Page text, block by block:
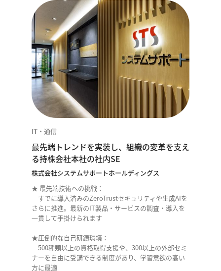
IT・通信
最先端トレンドを実装し、組織の変革を支え
る持株会社本社の社内SE
株式会社システムサポートホールディングス
★ 最先端技術への挑戦：
すでに導入済みのZeroTrustセキュリティや生成AIを
さらに推進。最新のIT製品・サービスの調査・導入を
一貫して手掛けられます
★圧倒的な自己研鑽環境：
500種類以上の資格取得支援や、300以上の外部セミ
ナーを自由に受講できる制度があり、学習意欲の高い
方に最適